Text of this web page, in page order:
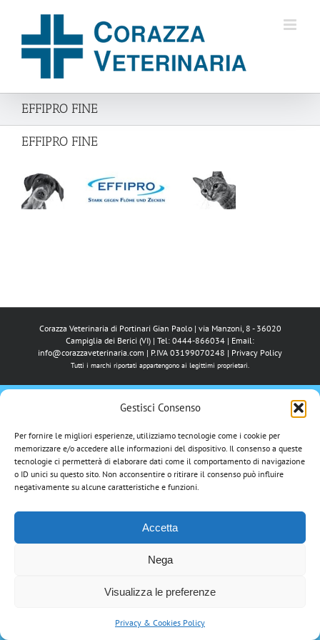
Gestisci Consenso
Per fornire le migliori esperienze, utilizziamo tecnologie come i cookie per
memorizzare e/o accedere alle informazioni del dispositivo. Il consenso a queste
tecnologie ci permetterà di elaborare dati come il comportamento di navigazione
o ID unici su questo sito. Non acconsentire o ritirare il consenso può influire
negativamente su alcune caratteristiche e funzioni.
Accetta
Nega
Visualizza le preferenze
Privacy & Cookies Policy
contenuto
EFFIPRO FINE
EFFIPRO FINE
Corazza Veterinaria di Portinari Gian Paolo | via Manzoni, 8 - 36020
Campiglia dei Berici (VI) | Tel: 0444-866034 | Email:
info@corazzaveterinaria.com | P.IVA 03199070248 | Privacy Policy
Tutti i marchi riportati appartengono ai legittimi proprietari.